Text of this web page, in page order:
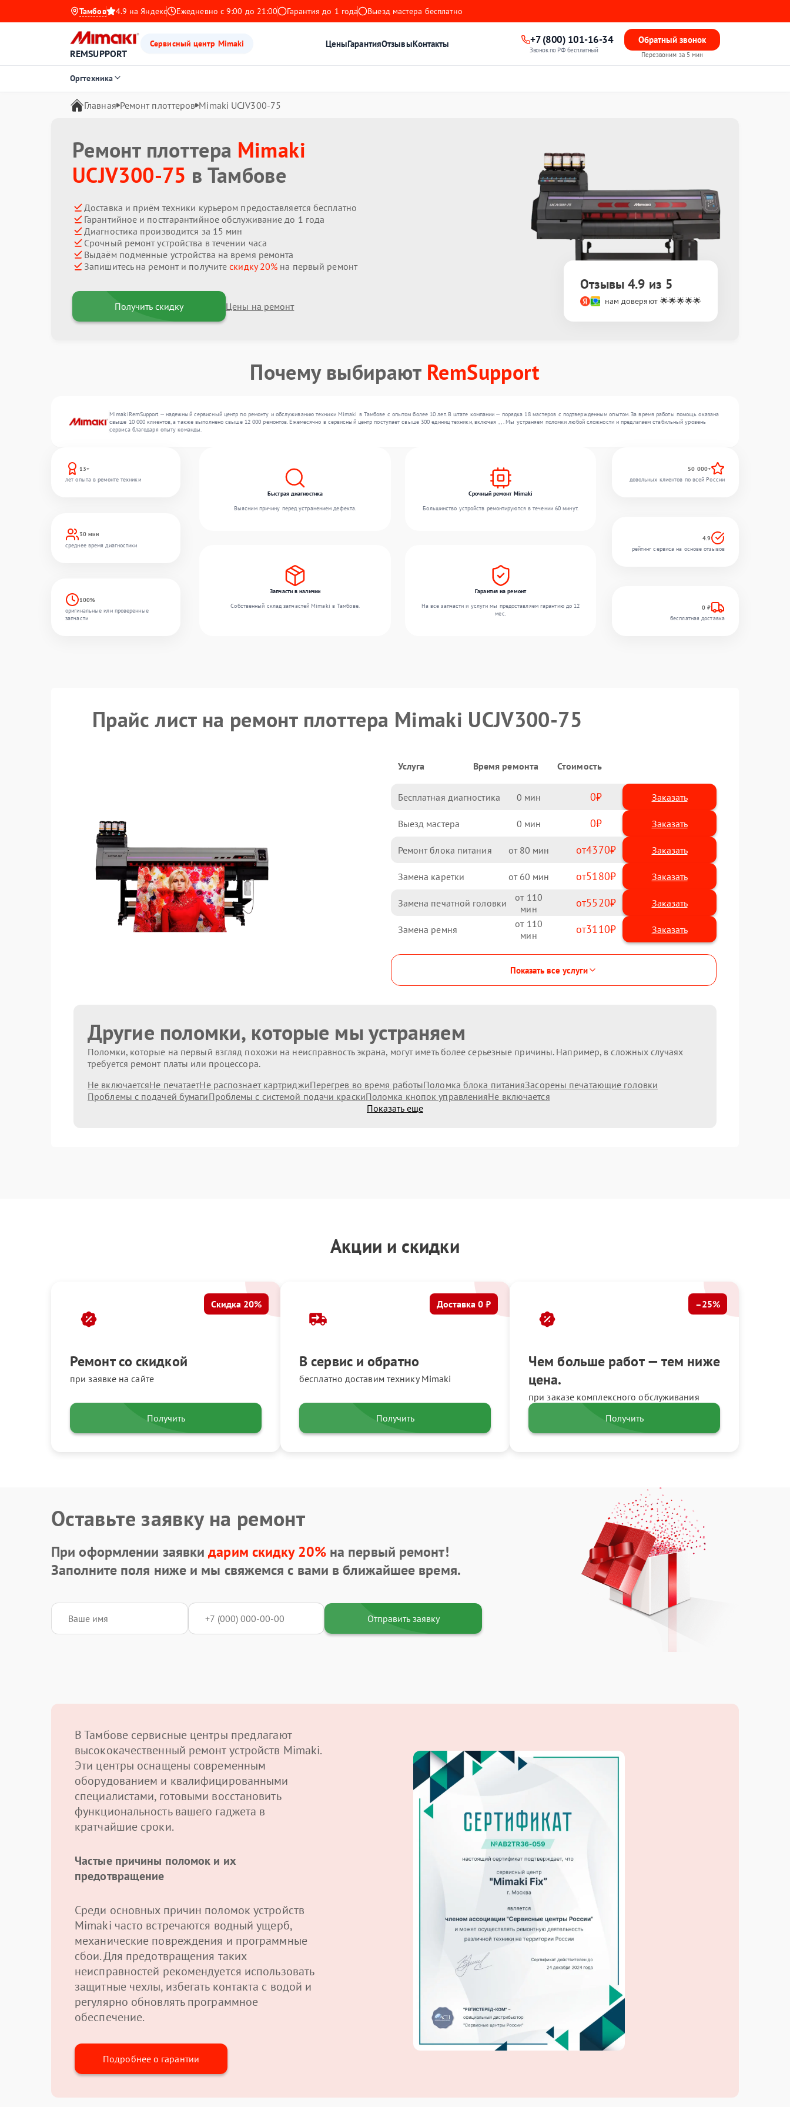
Тамбов 4.9 на Яндекс Ежедневно с 9:00 до 21:00 Гарантия до 1 года Выезд мастера бесплатно
REMSUPPORT
Сервисный центр Mimaki ЦеныГарантияОтзывыКонтакты +7 (800) 101-16-34
Звонок по РФ бесплатный
Обратный звонок
Перезвоним за 5 мин
Оргтехника
Главная Ремонт плоттеров Mimaki UCJV300-75
Ремонт плоттера Mimaki
UCJV300-75 в Тамбове
Доставка и приём техники курьером предоставляется бесплатно
Гарантийное и постгарантийное обслуживание до 1 года
Диагностика производится за 15 мин
Срочный ремонт устройства в течении часа
Выдаём подменные устройства на время ремонта
Запишитесь на ремонт и получитескидку 20% на первый ремонт
Получить скидку Цены на ремонт
Отзывы 4.9 из 5
нам доверяют 🌟🌟🌟🌟🌟
Почему выбирают RemSupport
MimakiRemSupport — надежный сервисный центр по ремонту и обслуживанию техники Mimaki в Тамбове с опытом более 10 лет. В штате компании — порядка 18 мастеров с подтвержденным опытом. За время работы помощь оказана
свыше 10 000 клиентов, а также выполнено свыше 12 000 ремонтов. Ежемесячно в сервисный центр поступает свыше 300 единиц техники, включая , , . Мы устраняем поломки любой сложности и предлагаем стабильный уровень
сервиса благодаря опыту команды.
13+
лет опыта в ремонте техники
30 мин
среднее время диагностики
100%
оригинальные или проверенные
запчасти
Быстрая диагностика
Выясним причину перед устранением дефекта.
Срочный ремонт Mimaki
Большинство устройств ремонтируются в течении 60 минут.
Запчасти в наличии
Собственный склад запчастей Mimaki в Тамбове.
Гарантия на ремонт
На все запчасти и услуги мы предоставляем гарантию до 12
мес.
50 000+
довольных клиентов по всей России
4.9
рейтинг сервиса на основе отзывов
0 ₽
бесплатная доставка
Прайс лист на ремонт плоттера Mimaki UCJV300-75
Услуга Время ремонта Стоимость
Бесплатная диагностика 0 0 Заказать
Выезд мастера 0 0 Заказать
Ремонт блока питания 80 4370
Замена каретки 60 5180
Замена печатной головки 110 5520
Замена ремня 110 3110
Показать все услуги
Другие поломки, которые мы устраняем
Поломки, которые на первый взгляд похожи на неисправность экрана, могут иметь более серьезные причины. Например, в сложных случаях
требуется ремонт платы или процессора.
Не включаетсяНе печатаетНе распознает картриджиПерегрев во время работыПоломка блока питанияЗасорены печатающие головки
Проблемы с подачей бумагиПроблемы с системой подачи краскиПоломка кнопок управленияНе включается
Показать еще
Акции и скидки
Ремонт со скидкой
при заявке на сайте
Скидка 20%
Получить
В сервис и обратно
бесплатно доставим технику Mimaki
Доставка 0 ₽
Получить
Чем больше работ — тем ниже
цена.
при заказе комплексного обслуживания
–25%
Получить
Оставьте заявку на ремонт
При оформлении заявкидарим скидку 20%на первый ремонт!
Заполните поля ниже и мы свяжемся с вами в ближайшее время.
Отправить заявку
В Тамбове сервисные центры предлагают
высококачественный ремонт устройств Mimaki.
Эти центры оснащены современным
оборудованием и квалифицированными
специалистами, готовыми восстановить
функциональность вашего гаджета в
кратчайшие сроки.
Частые причины поломок и их
предотвращение
Среди основных причин поломок устройств
Mimaki часто встречаются водный ущерб,
механические повреждения и программные
сбои. Для предотвращения таких
неисправностей рекомендуется использовать
защитные чехлы, избегать контакта с водой и
регулярно обновлять программное
обеспечение.
Подробнее о гарантии